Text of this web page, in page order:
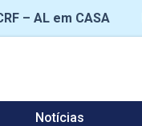
– AL em CASA
Notícias